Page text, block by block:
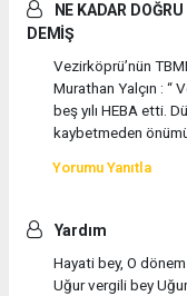
NE KADAR DOĞRU
DEMİŞ
Vezirköprü’nün
Murathan Yalçın : “
beş yılı HEBA etti.
kaybetmeden
Yorumu Yanıtla
Yardım
Hayati bey, O
Uğur vergili bey